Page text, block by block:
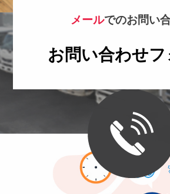
メールでのお問い
お問い合わせ